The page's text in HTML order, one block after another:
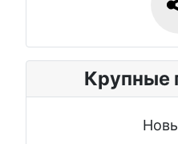
Крупные